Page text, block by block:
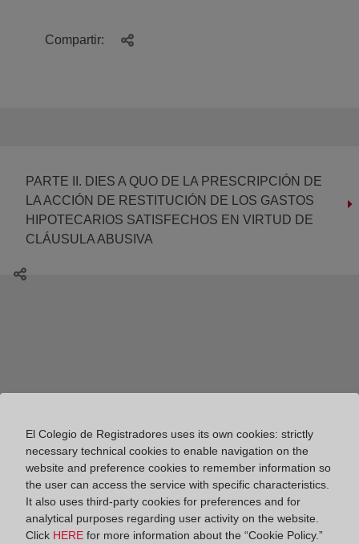
Compartir:
PARTE II. DIES A QUO DE LA PRESCRIPCIÓN DE
LA ACCIÓN DE RESTITUCIÓN DE LOS GASTOS
HIPOTECARIOS SATISFECHOS EN VIRTUD DE
CLÁUSULA ABUSIVA
El Colegio de Registradores uses its own cookies: strictly
necessary technical cookies to enable navigation on the
website and preference cookies to remember information so
the user can access the service with specific characteristics.
It also uses third-party cookies for preferences and for
analytical purposes regarding user activity on the website.
Click HERE for more information about the “Cookie Policy.”